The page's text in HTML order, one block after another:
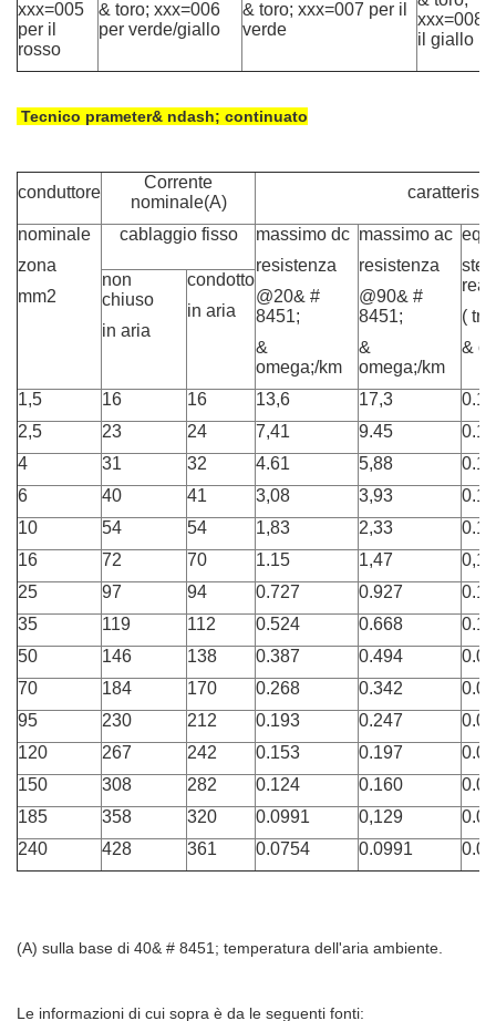
xxx=005
per il
rosso
& toro; xxx=006
per verde/giallo
& toro; xxx=007 per il
verde
xxx=008
il giallo
Tecnico prameter& ndash; continuato
conduttore
Corrente
nominale(A)
nominale
zona
mm2
cablaggio fisso
massimo dc
resistenza
@20& #
8451;
&
omega;/km
massimo ac
resistenza
@90& #
8451;
&
omega;/km
(
&
non
chiuso
in aria
condotto
in aria
1,5 16 16 13,6 17,3
2,5
23 24 7,41 9.45
4
31 32 4.61 5,88
6
40 41 3,08 3,93
10
54 54 1,83 2,33
16
72 70 1.15 1,47
25
97 94 0.727 0.927
35
119 112 0.524 0.668
50
146 138 0.387 0.494
70
184 170 0.268 0.342
95
230 212 0.193 0.247
120
267 242 0.153 0.197
150
308 282 0.124 0.160
185
358 320 0.0991 0,129
240
428 361 0.0754 0.0991
(A) sulla base di 40& # 8451; temperatura dell'aria ambiente.
Le informazioni di cui sopra è da le seguenti fonti: